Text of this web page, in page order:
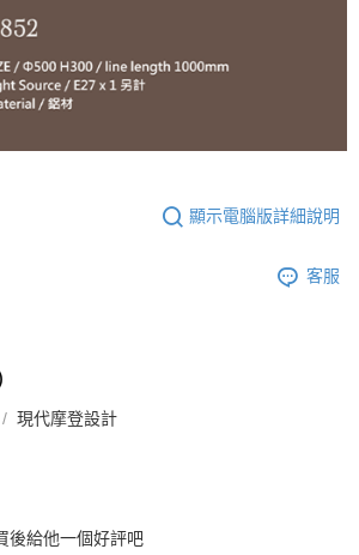
顯示電腦版詳細說明
客服
現代摩登設計
後給他一個好評吧